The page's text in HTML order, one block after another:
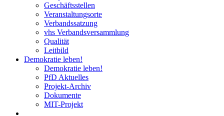
Geschäftsstellen
Veranstaltungsorte
Verbandssatzung
vhs Verbandsversammlung
Qualität
Leitbild
Demokratie leben!
Demokratie leben!
PfD Aktuelles
Projekt-Archiv
Dokumente
MIT-Projekt